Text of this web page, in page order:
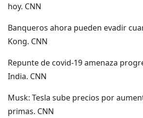
hoy. CNN
Banqueros ahora pueden evadir
Kong. CNN
Repunte de covid-19 amenaza
India. CNN
Musk: Tesla sube precios por
primas. CNN